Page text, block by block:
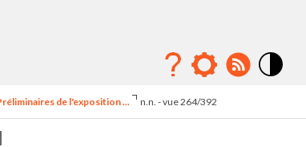
de l'exposition ... n.n. - vue 264/392